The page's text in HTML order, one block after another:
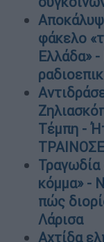
φάκελο
Ελλάδα»
Τέμπη -
ΤΡΑΙΝΟΣΕ
κόμμα» -
πώς
Λάρισα
Αχτίδα